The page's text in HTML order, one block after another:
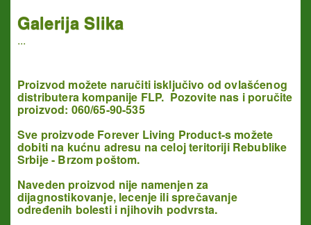
Galerija Slika
...
Proizvod možete naručiti isključivo od ovlašćenog
distributera kompanije FLP. Pozovite nas i poručite
proizvod: 060/65-90-535
Sve proizvode Forever Living Product-s možete
dobiti na kućnu adresu na celoj teritoriji Rebublike
Srbije - Brzom poštom.
Naveden proizvod nije namenjen za
dijagnostikovanje, lecenje ili sprečavanje
određenih bolesti i njihovih podvrsta.